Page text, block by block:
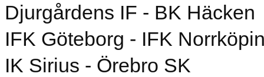
Djurgårdens IF - BK Häcken
IFK Göteborg - IFK
IK Sirius - Örebro SK